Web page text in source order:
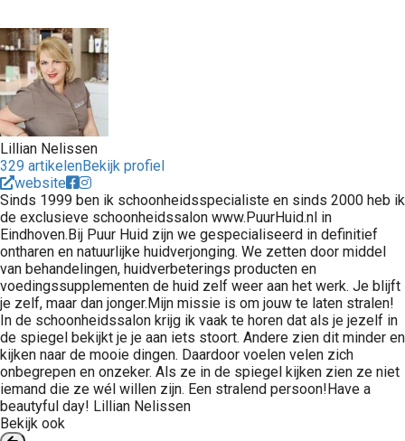
Lillian Nelissen
329 artikelenBekijk profiel
website
Sinds 1999 ben ik schoonheidsspecialiste en sinds 2000 heb ik
de exclusieve schoonheidssalon www.PuurHuid.nl in
Eindhoven.Bij Puur Huid zijn we gespecialiseerd in definitief
ontharen en natuurlijke huidverjonging. We zetten door middel
van behandelingen, huidverbeterings producten en
voedingssupplementen de huid zelf weer aan het werk. Je blijft
je zelf, maar dan jonger.Mijn missie is om jouw te laten stralen!
In de schoonheidssalon krijg ik vaak te horen dat als je jezelf in
de spiegel bekijkt je je aan iets stoort. Andere zien dit minder en
kijken naar de mooie dingen. Daardoor voelen velen zich
onbegrepen en onzeker. Als ze in de spiegel kijken zien ze niet
iemand die ze wél willen zijn. Een stralend persoon!Have a
beautyful day! Lillian Nelissen
Bekijk ook